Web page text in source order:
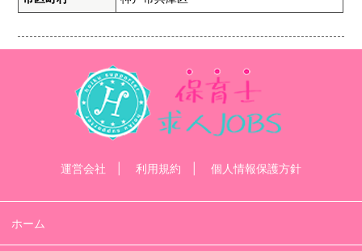
運営会社 利用規約 個人情報保護方針
ホーム